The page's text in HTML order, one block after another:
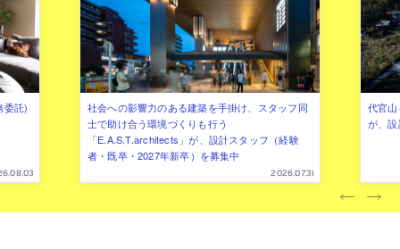
委託)
社会への影響力のある建築を手掛け、スタッフ同
士で助け合う環境づくりも行う
「E.A.S.T.architects」が、設計スタッフ（経験
者・既卒・2027年新卒）を募集中
2026.07.31
代官
が、